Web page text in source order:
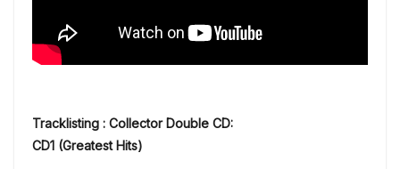
Tracklisting : Collector Double CD:
CD1 (Greatest Hits)